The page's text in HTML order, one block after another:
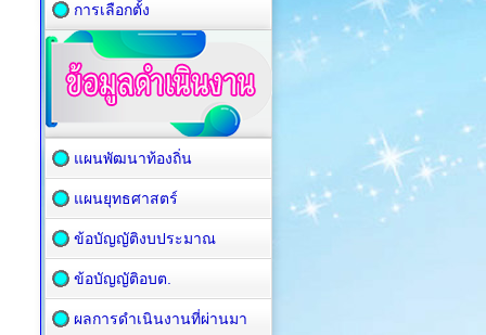
การเลือกตั้ง
แผนพัฒนาท้องถิ่น
แผนยุทธศาสตร์
ข้อบัญญัติงบประมาณ
ข้อบัญญัติอบต.
ผลการดำเนินงานที่ผ่านมา